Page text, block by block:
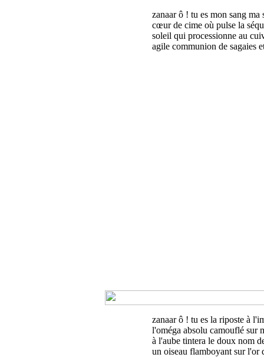
zanaar ô ! tu es mon sang ma
cœur de cime où pulse la
soleil qui processionne au
agile communion de sagaies
zanaar ô ! tu es la riposte à
l'oméga absolu camouflé sur
à l'aube tintera le doux nom
un oiseau flamboyant sur l'or